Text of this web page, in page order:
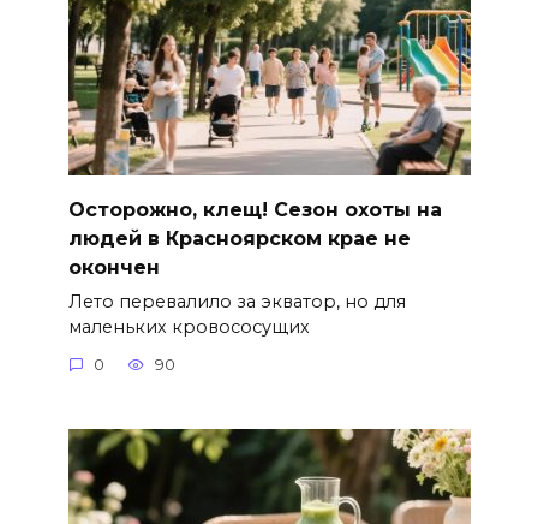
Осторожно, клещ! Сезон охоты на
людей в Красноярском крае не
окончен
Лето перевалило за экватор, но для
маленьких кровососущих
0 90